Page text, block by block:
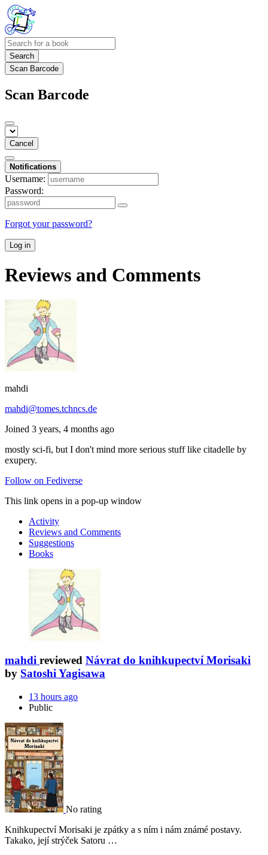
Search
Scan Barcode
Scan Barcode
Cancel
Notifications
Username:
Password:
Forgot your password?
Log in
Reviews and Comments
mahdi
mahdi@tomes.tchncs.de
Joined 3 years, 4 months ago
mostly sci-fi, but I don't mind more serious stuff like citadelle by
exupery.
Follow on Fediverse
This link opens in a pop-up window
Activity
Reviews and Comments
Suggestions
Books
mahdi reviewed Návrat do knihkupectví Morisaki
by Satoshi Yagisawa
13 hours ago
Public
No rating
Knihkupectví Morisaki je zpátky a s ním i nám známé postavy.
Takako, její strýček Satoru …